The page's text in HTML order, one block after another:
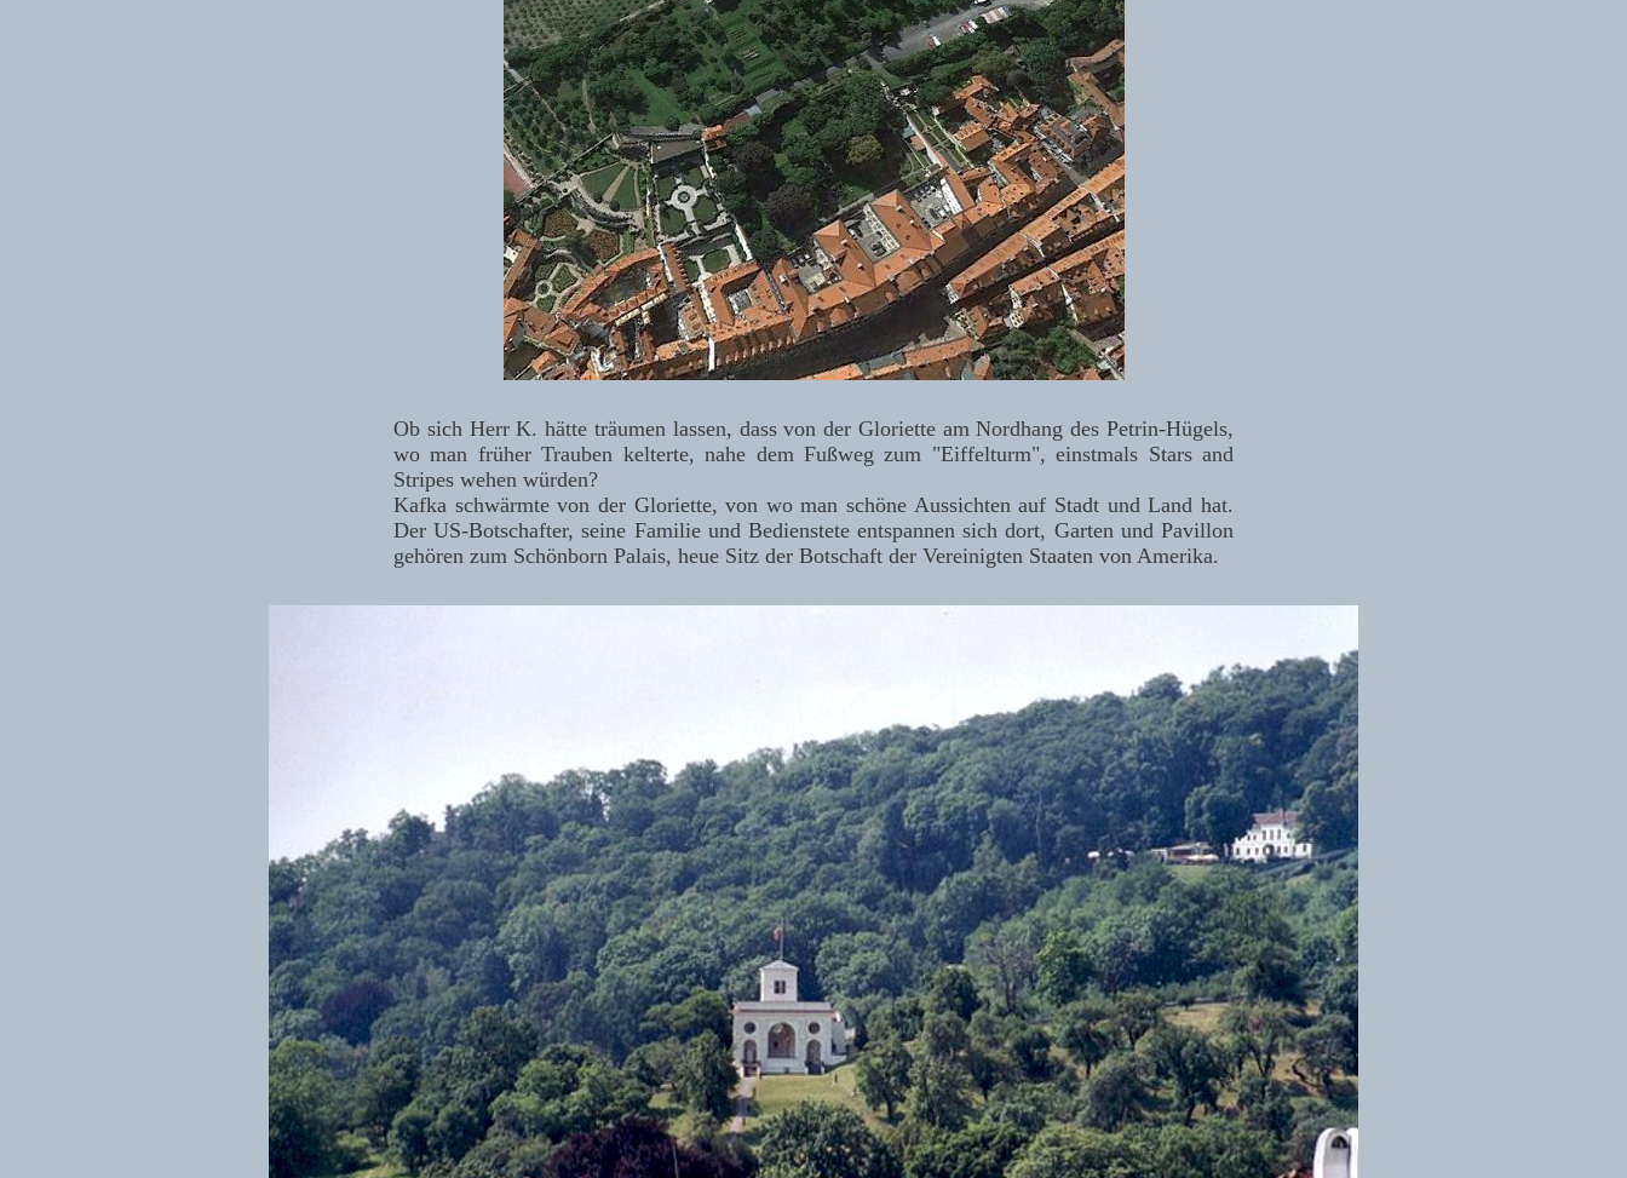
Ob sich Herr K. hätte träumen lassen, dass von der Gloriette am Nordhang des Petrin-Hügels,
wo man früher Trauben kelterte, nahe dem Fußweg zum "Eiffelturm", einstmals Stars and
Stripes wehen würden?
Kafka schwärmte von der Gloriette, von wo man schöne Aussichten auf Stadt und Land hat.
Der US-Botschafter, seine Familie und Bedienstete entspannen sich dort, Garten und Pavillon
gehören zum Schönborn Palais, heue Sitz der Botschaft der Vereinigten Staaten von Amerika.